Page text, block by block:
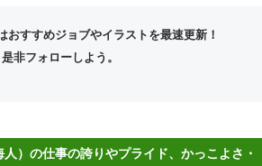
おすすめジョブやイラストを最速更新！
是非フォローしよう。
）の仕事の誇りやプライド、かっこよさ・